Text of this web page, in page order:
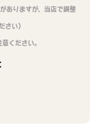
ありますが、当店で調整
さい）
ください。